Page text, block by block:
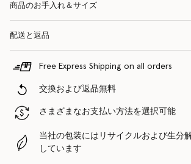
商品のお手入れ＆サイズ
配送と返品
Free Express Shipping on all orders
交換および返品無料
さまざまなお支払い方法を選択可能
当社の包装にはリサイクルおよび生分
しています